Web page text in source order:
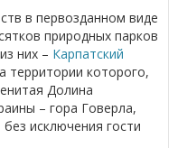
в первозданном виде
природных парков
них – Карпатский
территории которого,
Долина
– гора Говерла,
исключения гости